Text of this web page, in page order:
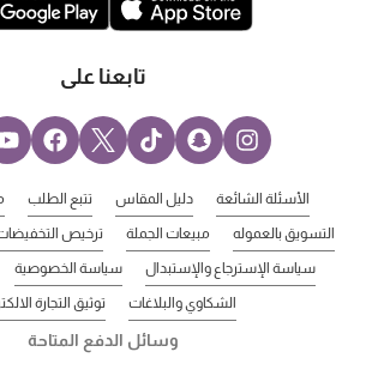
تابعنا على
الأسئلة الشائعة دليل المقاس تتبع الطلب
التسويق بالعموله مبيعات الجملة ترخيص التخفيضات
سياسة الإسترجاع والإستبدال سياسة الخصوصية
الشكاوي والبلاغات توثيق التجارة
وسائل الدفع المتاحة